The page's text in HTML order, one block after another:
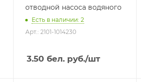
отводной насоса водяного
Есть в наличии: 2
Арт.: 2101-1014230
3.50 бел. руб./шт